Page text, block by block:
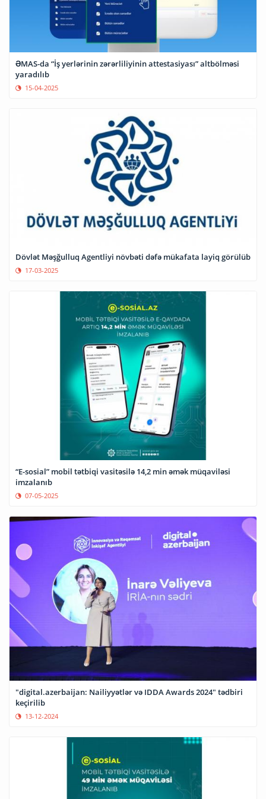
ƏMAS-da “İş yerlərinin zərərliliyinin attestasiyası” altbölməsi
yaradılıb
15-04-2025
Dövlət Məşğulluq Agentliyi növbəti dəfə mükafata layiq görülüb
17-03-2025
“E-sosial” mobil tətbiqi vasitəsilə 14,2 min əmək müqaviləsi
imzalanıb
07-05-2025
"digital.azerbaijan: Nailiyyətlər və IDDA Awards 2024" tədbiri
keçirilib
13-12-2024